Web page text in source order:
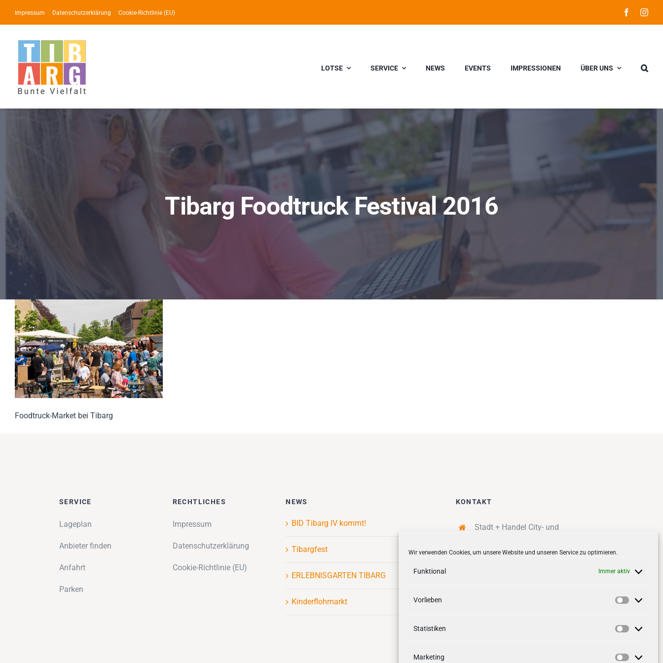
Wir verwenden Cookies, um unsere Website und unseren Service zu optimieren.
Funktional Immer aktiv
Vorlieben
Statistiken
Marketing
Inhalt
springen
Impressum Datenschutzerklärung Cookie-Richtlinie (EU)
LOTSE SERVICE NEWS EVENTS IMPRESSIONEN ÜBER UNS
Tibarg Foodtruck Festival 2016
Foodtruck-Market bei Tibarg
SERVICE
Lageplan
Anbieter finden
Anfahrt
Parken
RECHTLICHES
Impressum
Datenschutzerklärung
Cookie-Richtlinie (EU)
NEWS
BID Tibarg IV kommt!
Tibargfest
ERLEBNISGARTEN TIBARG
Kinderflohmarkt
KONTAKT
Stadt + Handel City- und
Quartiersmanagement